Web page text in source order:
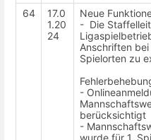
64
17.0
1.20
24
Neue
- Die
Anschriften
Spielorten zu
-
berücksichtigt
-